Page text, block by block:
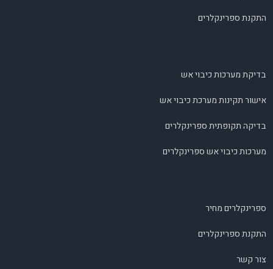
התקנת ספרינקלרים
בדיקת מערכות כיבוי אש
אישור תקינות מערכת כיבוי אש
בדיקה תקופתית ספרינקלרים
מערכות כיבוי אש ספרינקלרים
ספרינקלרים מחיר
התקנת ספרינקלרים
צור קשר